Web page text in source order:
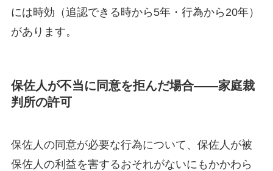
には時効（追認できる時から5年・行為から20年）
があります。
保佐人が不当に同意を拒んだ場合——家庭裁
判所の許可
保佐人の同意が必要な行為について、保佐人が被
保佐人の利益を害するおそれがないにもかかわら